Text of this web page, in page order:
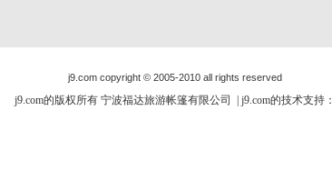
j9.com copyright © 2005-2010 all rights reserved
j9.com的版权所有 宁波福达旅游帐篷有限公司 | j9.com的技术支持：